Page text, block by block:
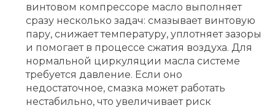
винтовом компрессоре масло выполняет
сразу несколько задач: смазывает винтовую
пару, снижает температуру, уплотняет зазоры
и помогает в процессе сжатия воздуха. Для
нормальной циркуляции масла системе
требуется давление. Если оно
недостаточное, смазка может работать
нестабильно, что увеличивает риск